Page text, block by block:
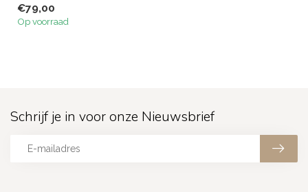
met z...
€79,00
Op voorraad
Schrijf je in voor onze Nieuwsbrief